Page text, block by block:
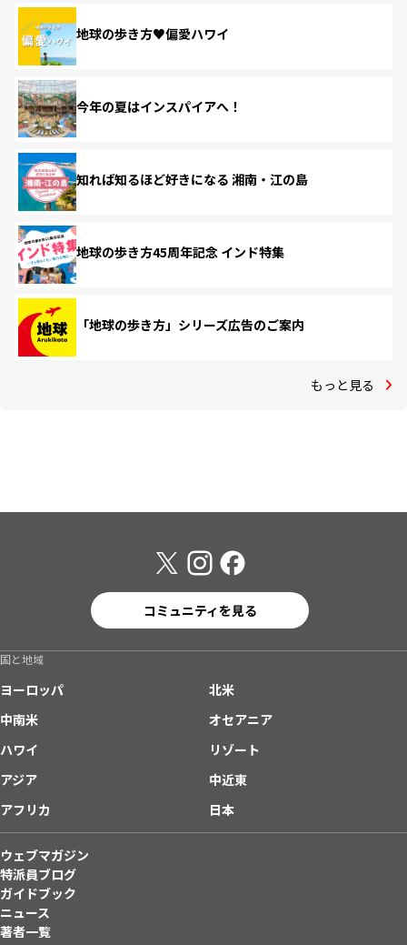
地球の歩き方♥偏愛ハワイ
今年の夏はインスパイアへ！
知れば知るほど好きになる 湘南・江の島
地球の歩き方45周年記念 インド特集
「地球の歩き方」シリーズ広告のご案内
もっと見る
コミュニティを見る
国と地域
ヨーロッパ
北米
中南米
オセアニア
ハワイ
リゾート
アジア
中近東
アフリカ
日本
ウェブマガジン
特派員ブログ
ガイドブック
ニュース
著者一覧